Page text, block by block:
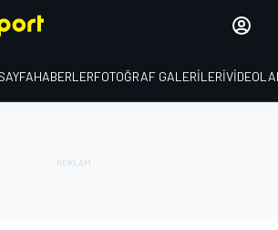
HABERLERFOTOĞRAF GALERILERI